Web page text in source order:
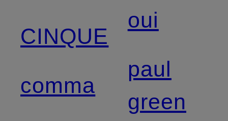
CINQUE
comma
oui
paul
green